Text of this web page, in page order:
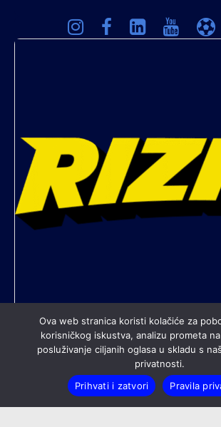
All contents © copyright Nogometni klub
Ova web stranica koristi kolačiće za
korisničkog iskustva, analizu prometa
posluživanje ciljanih oglasa u skladu s
privatnosti.
Prihvati i zatvori
Pravila